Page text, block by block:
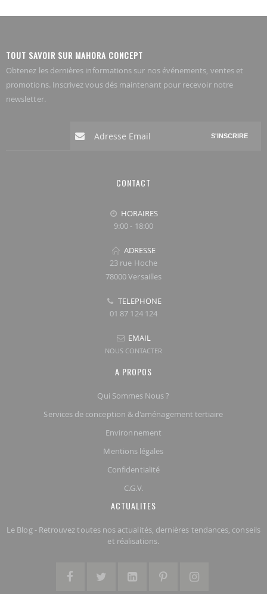
TOUT SAVOIR SUR MAHORA CONCEPT
Obtenez les dernières informations sur nos événements, ventes et
promotions. Inscrivez vous dés maintenant pour recevoir notre
newsletter.
S'INSCRIRE
CONTACT
HORAIRES
9:00 - 18:00
ADRESSE
23 rue Hoche
78000 Versailles
TELEPHONE
01 87 124 124
EMAIL
NOUS CONTACTER
A PROPOS
Qui Sommes Nous ?
Services de conception & d'aménagement tertiaire
Environnement
Mentions légales
Confidentialité
C.G.V.
ACTUALITES
Le Blog - Retrouvez toutes nos actualités, dernières tendances, conseils
et réalisations.